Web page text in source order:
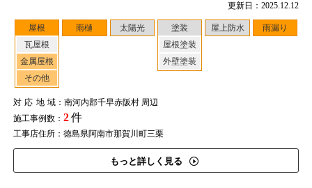
更新日：2025.12.12
屋根
瓦屋根
金属屋根
その他
雨樋 太陽光
塗装
屋根塗装
外壁塗装
屋上防水 雨漏り
対応地域：南河内郡千早赤阪村 周辺
施工事例数： 2件
工事店住所：徳島県阿南市那賀川町三栗
もっと詳しく見る